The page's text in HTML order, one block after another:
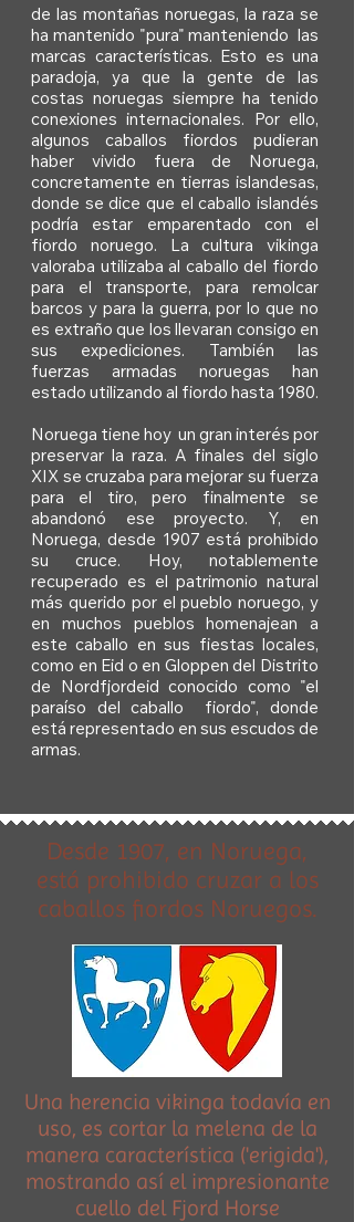
de las montañas noruegas, la raza se
ha mantenido "pura" manteniendo las
marcas características. Esto es una
paradoja, ya que la gente de las
costas noruegas siempre ha tenido
conexiones internacionales. Por ello,
algunos caballos fiordos pudieran
haber vivido fuera de Noruega,
concretamente en tierras islandesas,
donde se dice que el caballo islandés
podría estar emparentado con el
fiordo noruego. La cultura vikinga
valoraba utilizaba al caballo del fiordo
para el transporte, para remolcar
barcos y para la guerra, por lo que no
es extraño que los llevaran consigo en
sus expediciones. También las
fuerzas armadas noruegas han
estado utilizando al fiordo hasta 1980.
Noruega tiene hoy un gran interés por
preservar la raza. A finales del siglo
XIX se cruzaba para mejorar su fuerza
para el tiro, pero finalmente se
abandonó ese proyecto. Y, en
Noruega, desde 1907 está prohibido
su cruce. Hoy, notablemente
recuperado es el patrimonio natural
más querido por el pueblo noruego, y
en muchos pueblos homenajean a
este caballo en sus fiestas locales,
como en Eid o en Gloppen del Distrito
de Nordfjordeid conocido como "el
paraíso del caballo fiordo", donde
está representado en sus escudos de
armas.
Desde 1907, en Noruega,
está prohibido cruzar a los
caballos fiordos Noruegos.
Una herencia vikinga todavía en
uso, es cortar la melena de la
manera característica ('erigida'),
mostrando así el impresionante
cuello del Fjord Horse